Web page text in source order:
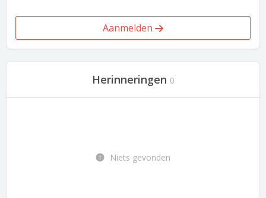
Aanmelden
Herinneringen 0
Niets gevonden